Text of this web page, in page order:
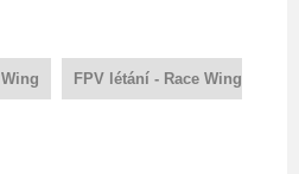
FPV létání - Race Wing